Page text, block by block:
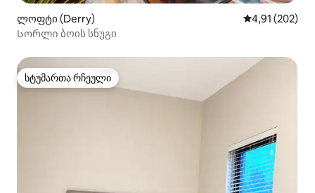
ლოფტი (Derry) საშუალო
4,91 (202)
Სორლი ბოის სნუგი
სტუმართა რჩეული
სტუმართა რჩეული